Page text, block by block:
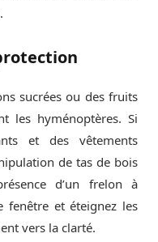
sucrées ou des fruits
les hyménoptères. Si
et des vêtements
de tas de bois
d’un frelon à
fenêtre et éteignez les
vers la clarté.